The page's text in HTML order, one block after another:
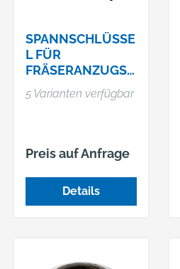
SPANNSCHLÜSSE
L FÜR
FRÄSERANZUGSS
CHRAUBEN
5 Varianten verfügbar
Preis auf Anfrage
Details